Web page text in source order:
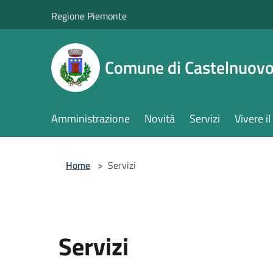
Regione Piemonte
Comune di
Amministrazione Novità Servizi Vivere
Home > Servizi
Servizi